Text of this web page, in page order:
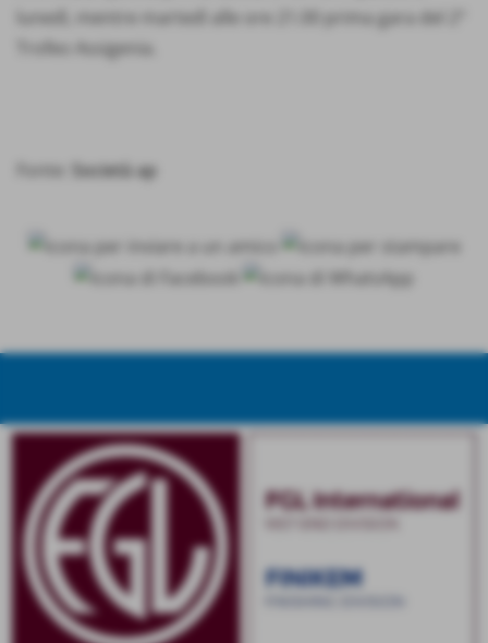
lunedì, mentre martedì alle ore 21.00 prima gara del 2°
Trofeo Assigenia.
Fonte: Società ap